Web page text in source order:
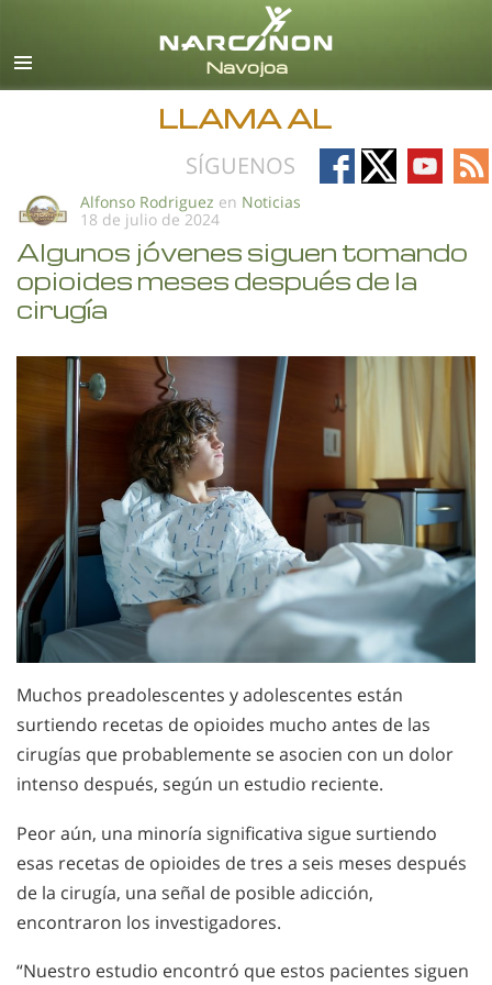
Español
Todas las Regiones/Idiomas
LLAMA AL
SÍGUENOS
Follow
on
Follow
on
Follow
on
on
Alfonso Rodriguez en Noticias
18 de julio de 2024
Algunos jóvenes siguen tomando
opioides meses después de la
cirugía
Muchos preadolescentes y adolescentes están
surtiendo recetas de opioides mucho antes de las
cirugías que probablemente se asocien con un dolor
intenso después, según un estudio reciente.
Peor aún, una minoría significativa sigue surtiendo
esas recetas de opioides de tres a seis meses después
de la cirugía, una señal de posible adicción,
encontraron los investigadores.
“Nuestro estudio encontró que estos pacientes siguen